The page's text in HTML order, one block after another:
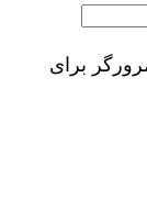
برای